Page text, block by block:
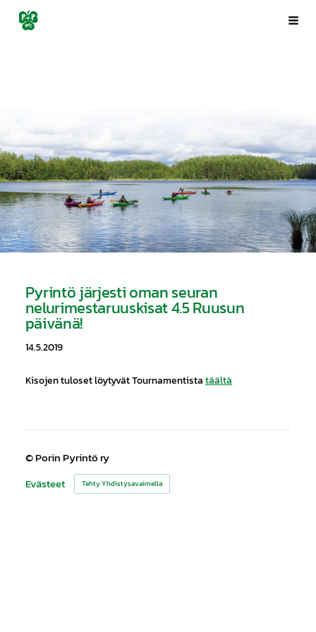
Siirry
sivun
Porin Pyrintö ry
Pyrintö järjesti oman seuran
nelurimestaruuskisat 4.5 Ruusun
päivänä!
14.5.2019
Kisojen tuloset löytyvät Tournamentista täältä
©Porin Pyrintö ry
Evästeet
Tehty Yhdistysavaimella